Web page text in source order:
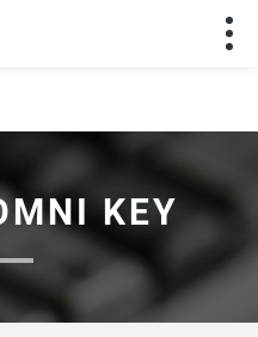
per rendere migliore la
sito.
KEY